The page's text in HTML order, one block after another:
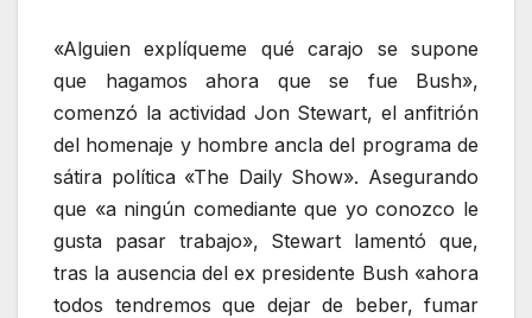
«Alguien explíqueme qué carajo se supone
que hagamos ahora que se fue Bush»,
comenzó la actividad Jon Stewart, el anfitrión
del homenaje y hombre ancla del programa de
sátira política «The Daily Show». Asegurando
que «a ningún comediante que yo conozco le
gusta pasar trabajo», Stewart lamentó que,
tras la ausencia del ex presidente Bush «ahora
todos tendremos que dejar de beber, fumar